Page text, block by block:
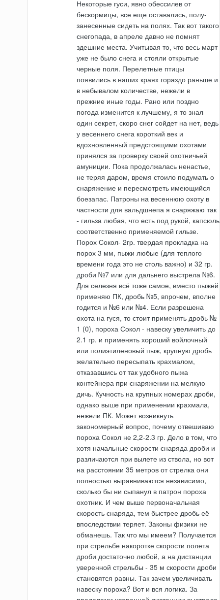
Некоторые гуси, явно обессилев от
бескормицы, все еще оставались, полу-
занесенные сидеть на полях. Так вот такого
снегопада, в апреле давно не помнят
здешние места. Учитывая то, что весь март
уже не было снега и стояли открытые
черные поля. Перелетные птицы
появились в наших краях гораздо раньше и
в небывалом количестве, нежели в
прежние иные годы. Рано или поздно
погода изменится к лучшему, я то знал
один секрет, скоро снег сойдет на нет, ведь
у весеннего снега короткий век и
вдохновленный предстоящими охотами
принялся за проверку своей охотничьей
амуниции. Пока продолжалась ненастье,
не теряя даром, время стоило подумать о
снаряжение и пересмотреть имеющийся
боезапас. Патроны на весеннюю охоту в
частности для вальдшнепа я снаряжаю так
- гильза любая, что есть под рукой, капсюль
соответственно применяемой гильзе.
Порох Сокол- 2гр. твердая прокладка на
порох 3 мм, пыжи любые (для теплого
времени года это не столь важно) и 32 гр.
дроби №7 или для дальнего выстрела №6.
Для селезня всё тоже самое, вместо пыжей
применяю ПК, дробь №5, впрочем, вполне
годится и №6 или №4. Если разрешена
охота на гуся, то стоит применять дробь №
1 (0), пороха Сокол - навеску увеличить до
2.1 гр. и применять хороший войлочный
или полиэтиленовый пыж, крупную дробь
желательно пересыпать крахмалом,
отказавшись от так удобного пыжа
контейнера при снаряжении на мелкую
дичь. Кучность на крупных номерах дроби,
однако выше при применении крахмала,
нежели ПК. Может возникнуть
закономерный вопрос, почему отвешиваю
пороха Сокол не 2,2-2.3 гр. Дело в том, что
хотя начальные скорости снаряда дроби и
различаются при вылете из ствола, но вот
на расстоянии 35 метров от стрелка они
полностью выравниваются независимо,
сколько бы ни сыпанул в патрон пороха
охотник. И чем выше первоначальная
скорость снаряда, тем быстрее дробь её
впоследствии теряет. Законы физики не
обманешь. Так что мы имеем? Получается
при стрельбе накоротке скорости полета
дроби достаточно любой, а на дистанции
уверенной стрельбы - 35 м скорости дроби
становятся равны. Так зачем увеличивать
навеску пороха? Вот и вся логика. За